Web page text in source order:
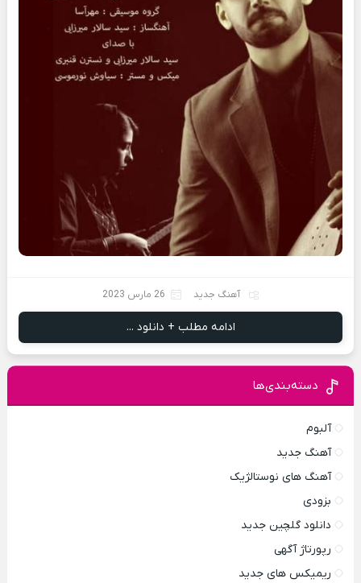
آهنگ جدید 26 مارس 2023
ادامه مطلب + دانلود ...
دسته‌بندی‌ها
آلبوم
آهنگ جدید
آهنگ های نوستالژیک
بزودی
دانلود گلچین جدید
رپورتاژ آگهی
ریمیکس های جدید